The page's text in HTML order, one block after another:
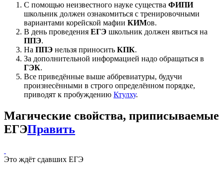
С помощью неизвестного науке существа ФИПИ
школьник должен ознакомиться с тренировочными
вариантами корейской мафии КИМов.
В день проведения ЕГЭ школьник должен явиться на
ППЭ.
На ППЭ нельзя приносить КПК.
За дополнительной информацией надо обращаться в
ГЭК.
Все приведённые выше аббревиатуры, будучи
произнесёнными в строго определённом порядке,
приводят к пробуждению Ктулху.
Магические свойства, приписываемые
ЕГЭПравить
Это ждёт сдавших ЕГЭ